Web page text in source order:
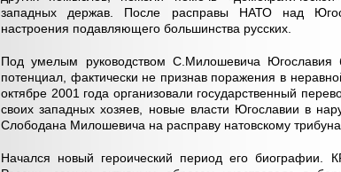
западных держав. После расправы НАТО над
настроения подавляющего большинства русских.
Под умелым руководством С.Милошевича Югославия
потенциал, фактически не признав поражения в
октябре 2001 года организовали государственный
своих западных хозяев, новые власти Югославии в
Слободана Милошевича на расправу натовскому
Начался новый героический период его биографии.